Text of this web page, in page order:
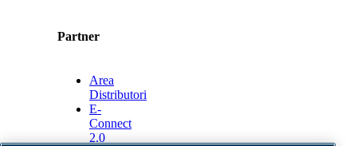
Partner
Area
Distributori
E-
Connect
2.0